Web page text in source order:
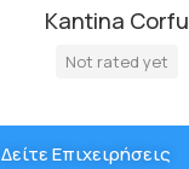
Kantina Corfu
Not rated yet
Δείτε Επιχειρήσεις